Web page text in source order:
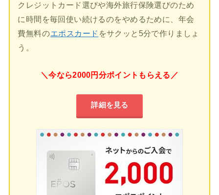
クレジットカード選びや海外旅行保険選びのため
に時間を毎回使い続けるのをやめるために、年会
費無料のエポスカード をサクッと5分で作りましょ
う。
＼今なら2000円分ポイントもらえる／
詳細を見る